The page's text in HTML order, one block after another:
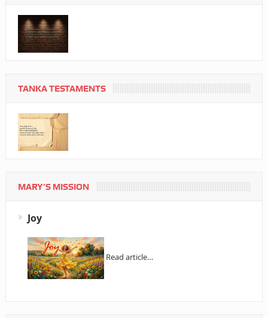
TANKA TESTAMENTS
MARY’S MISSION
Joy
Read article…